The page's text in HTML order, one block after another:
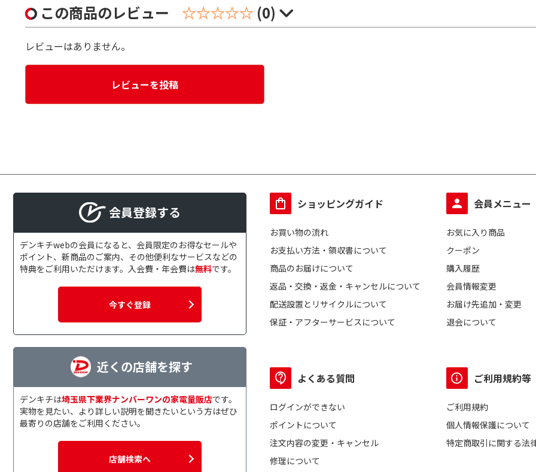
この商品のレビュー ☆☆☆☆☆ (0)
レビューはありません。
レビューを投稿
会員登録する
デンキチwebの会員になると、会員限定のお得なセールや
ポイント、新商品のご案内、その他便利なサービスなどの
特典をご利用いただけます。入会費・年会費は無料です。
今すぐ登録
近くの店舗を探す
デンキチは埼玉県下業界ナンバーワンの家電量販店です。
実物を見たい、より詳しい説明を聞きたいという方はぜひ
最寄りの店舗をご利用ください。
店舗検索へ
ショッピングガイド
お買い物の流れ
お支払い方法・領収書について
商品のお届けについて
返品・交換・返金・キャンセルについて
配送設置とリサイクルについて
保証・アフターサービスについて
会員メニュー
お気に入り商品
クーポン
購入履歴
会員情報変更
お届け先追加・変更
退会について
よくある質問
ログインができない
ポイントについて
注文内容の変更・キャンセル
修理について
ご利用規約等
ご利用規約
個人情報保護について
特定商取引に関する法